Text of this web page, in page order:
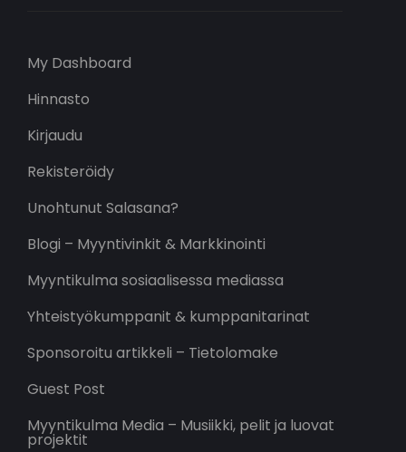
My Dashboard
Hinnasto
Kirjaudu
Rekisteröidy
Unohtunut Salasana?
Blogi – Myyntivinkit & Markkinointi
Myyntikulma sosiaalisessa mediassa
Yhteistyökumppanit & kumppanitarinat
Sponsoroitu artikkeli – Tietolomake
Guest Post
Myyntikulma Media – Musiikki, pelit ja luovat
projektit